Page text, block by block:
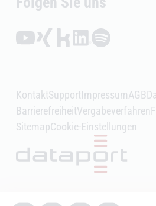
Folgen auf YouTube (Öffnet
Folgen auf Xing (Öffnet
Folgen auf Kununu
Folgen auf
Folgen auf
KontaktSupportImpressumAGB
BarrierefreiheitVergabeverfahren
SitemapCookie-Einstellungen